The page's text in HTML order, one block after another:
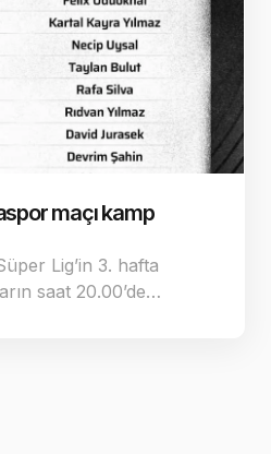
maçı kamp
Lig’in 3. hafta
saat 20.00’de…